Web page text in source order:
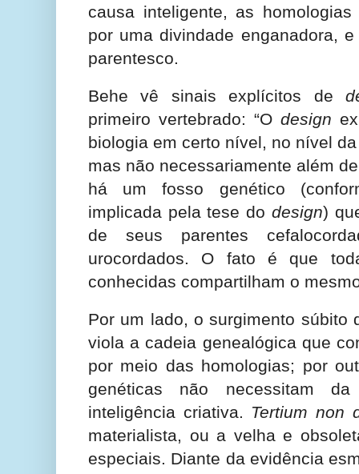
causa inteligente, as
por uma divindade enganadora,
parentesco.
Behe vê sinais explícitos de
primeiro vertebrado: “O design
biologia em certo nível, no nível
mas não necessariamente além
há um fosso genético
implicada pela tese do design)
de seus parentes
urocordados. O fato é que
conhecidas compartilham o
Por um lado, o surgimento súbito
viola a cadeia genealógica que
por meio das homologias; por
genéticas não necessitam
inteligência criativa. Tertium non
materialista, ou a velha e
especiais. Diante da evidência